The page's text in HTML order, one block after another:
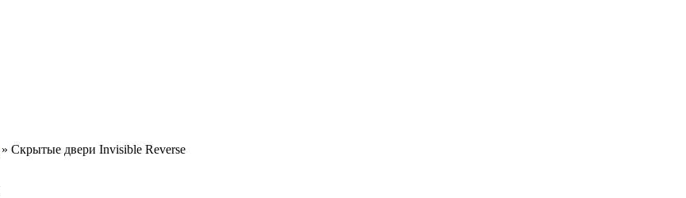
» Скрытые двери Invisible Reverse